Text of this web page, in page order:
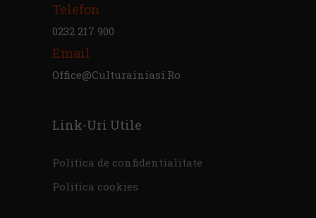
Telefon
0232 217 900
Email
Office@culturainiasi.ro
Link-Uri Utile
Politica de confidentialitate
Politica cookies